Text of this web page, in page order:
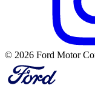
© 2026 Ford Motor